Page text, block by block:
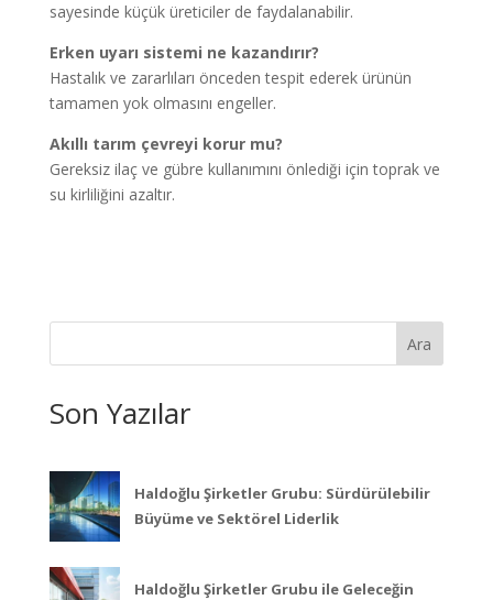
sayesinde küçük üreticiler de faydalanabilir.
Erken uyarı sistemi ne kazandırır?
Hastalık ve zararlıları önceden tespit ederek ürünün
tamamen yok olmasını engeller.
Akıllı tarım çevreyi korur mu?
Gereksiz ilaç ve gübre kullanımını önlediği için toprak ve
su kirliliğini azaltır.
Ara
Son Yazılar
Haldoğlu Şirketler Grubu: Sürdürülebilir
Büyüme ve Sektörel Liderlik
Haldoğlu Şirketler Grubu ile Geleceğin